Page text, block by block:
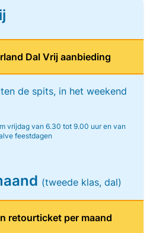
Dal Vrij aanbieding
de spits, in het weekend
vrijdag van 6.30 tot 9.00 uur en van
feestdagen
(tweede klas, dal)
retourticket per maand